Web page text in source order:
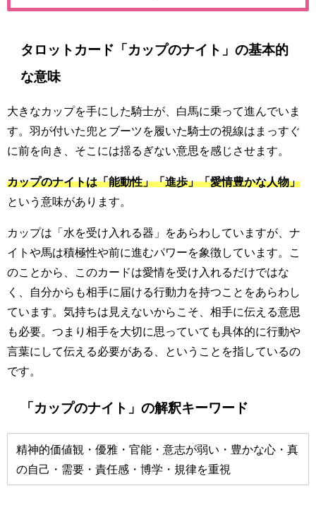
タロットカード「カップのナイト」の基本的
な意味
大きなカップを手にした騎士が、白馬に乗って進んでいま
す。羽が付いた兜とブーツを履いた騎士の視線はまっすぐ
に前を向き、そこには揺るぎない意思を感じさせます。
カップのナイトは「能動性」「進歩」「愛情豊かな人物」
という意味があります。
カップは「水を受け入れる器」をあらわしていますが、ナ
イトや馬は積極性や前に進むパワーを象徴しています。こ
のことから、このカードは愛情を受け入れるだけではな
く、自分からも相手に届ける行動力を持つことをあらわし
ています。気持ちは見えないからこそ、相手に伝える意思
も必要。つまり相手を大切に思っていても具体的に行動や
言葉にして伝える必要がある、ということを指しているの
です。
「カップのナイト」の解釈キーワード
精神的価値観・優雅・官能・意志が弱い・豊かな心・真
の自己・需要・責任感・博学・規律を重視